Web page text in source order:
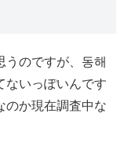
うのですが、동해
ないっぽいんです
のか現在調査中な